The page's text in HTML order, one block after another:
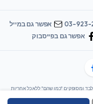
אפשר גם במייל
אפשר גם בפייסבוק
ומסופקים "כמו שהם" ללא כל אחריות